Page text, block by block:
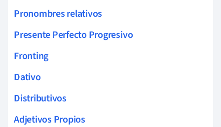
Pronombres relativos
Presente Perfecto Progresivo
Fronting
Dativo
Distributivos
Adjetivos Propios